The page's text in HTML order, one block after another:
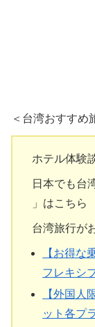
＜台湾おすすめ
ホテル体験
日本でも台
」はこちら
台湾旅行が
【お得な
フレキシ
【外国人
ット各プ